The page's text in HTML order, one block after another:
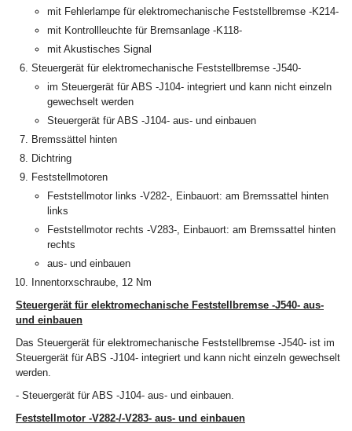
mit Fehlerlampe für elektromechanische Feststellbremse -K214-
mit Kontrollleuchte für Bremsanlage -K118-
mit Akustisches Signal
Steuergerät für elektromechanische Feststellbremse -J540-
im Steuergerät für ABS -J104- integriert und kann nicht einzeln
gewechselt werden
Steuergerät für ABS -J104- aus- und einbauen
Bremssättel hinten
Dichtring
Feststellmotoren
Feststellmotor links -V282-, Einbauort: am Bremssattel hinten
links
Feststellmotor rechts -V283-, Einbauort: am Bremssattel hinten
rechts
aus- und einbauen
Innentorxschraube, 12 Nm
Steuergerät für elektromechanische Feststellbremse -J540- aus-
und einbauen
Das Steuergerät für elektromechanische Feststellbremse -J540- ist im
Steuergerät für ABS -J104- integriert und kann nicht einzeln gewechselt
werden.
- Steuergerät für ABS -J104- aus- und einbauen.
Feststellmotor -V282-/-V283- aus- und einbauen